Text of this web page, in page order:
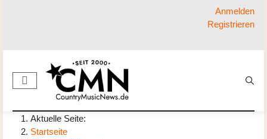
Anmelden
Registrieren
Aktuelle Seite:
Startseite